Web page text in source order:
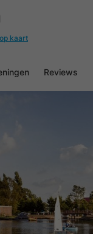
Reviews
kaart